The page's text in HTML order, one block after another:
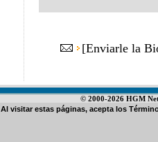
[Enviarle la
© 2000-2026 HGM
Al visitar estas páginas, acepta los